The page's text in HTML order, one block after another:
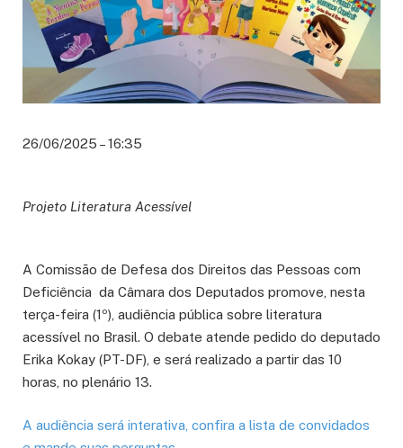
26/06/2025 – 16:35
Projeto Literatura Acessível
A Comissão de Defesa dos Direitos das Pessoas com
Deficiência da Câmara dos Deputados promove, nesta
terça-feira (1º), audiência pública sobre literatura
acessível no Brasil. O debate atende pedido do deputado
Erika Kokay (PT-DF), e será realizado a partir das 10
horas, no plenário 13.
A audiência será interativa, confira a lista de convidados